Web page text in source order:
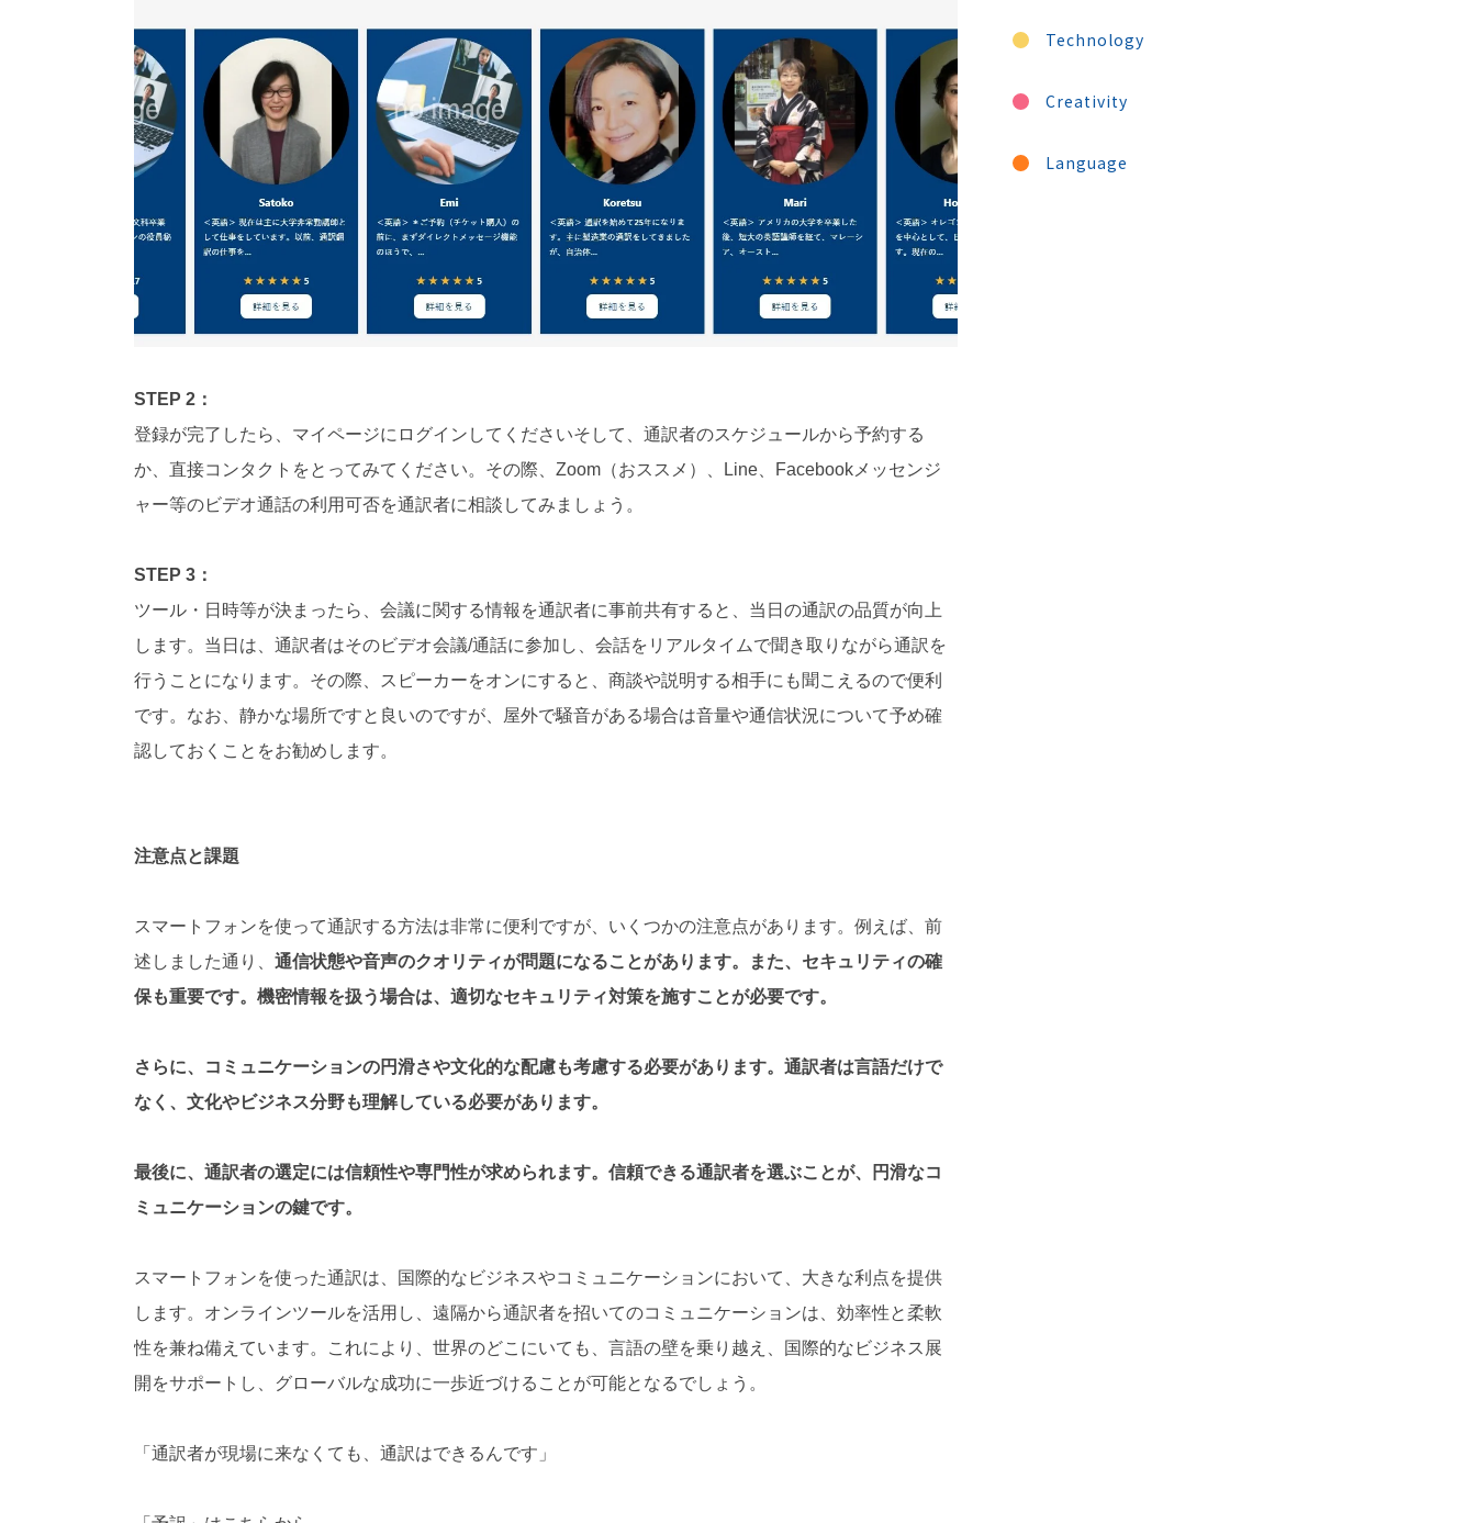
STEP 2：
登録が完了したら、マイページにログインしてくださいそして、通訳者のスケジュールから予約する
か、直接コンタクトをとってみてください。その際、Zoom（おススメ）、Line、Facebookメッセンジ
ャー等のビデオ通話の利用可否を通訳者に相談してみましょう。
STEP 3：
ツール・日時等が決まったら、会議に関する情報を通訳者に事前共有すると、当日の通訳の品質が向上
します。当日は、通訳者はそのビデオ会議/通話に参加し、会話をリアルタイムで聞き取りながら通訳を
行うことになります。その際、スピーカーをオンにすると、商談や説明する相手にも聞こえるので便利
です。なお、静かな場所ですと良いのですが、屋外で騒音がある場合は音量や通信状況について予め確
認しておくことをお勧めします。
注意点と課題
スマートフォンを使って通訳する方法は非常に便利ですが、いくつかの注意点があります。例えば、前
述しました通り、 通信状態や音声のクオリティが問題になることがあります。また、セキュリティの確
保も重要です。機密情報を扱う場合は、適切なセキュリティ対策を施すことが必要です。
さらに、コミュニケーションの円滑さや文化的な配慮も考慮する必要があります。通訳者は言語だけで
なく、文化やビジネス分野も理解している必要があります。
最後に、通訳者の選定には信頼性や専門性が求められます。信頼できる通訳者を選ぶことが、円滑なコ
ミュニケーションの鍵です。
スマートフォンを使った通訳は、国際的なビジネスやコミュニケーションにおいて、大きな利点を提供
します。オンラインツールを活用し、遠隔から通訳者を招いてのコミュニケーションは、効率性と柔軟
性を兼ね備えています。これにより、世界のどこにいても、言語の壁を乗り越え、国際的なビジネス展
開をサポートし、グローバルな成功に一歩近づけることが可能となるでしょう。
「通訳者が現場に来なくても、通訳はできるんです」
Technology
Creativity
Language